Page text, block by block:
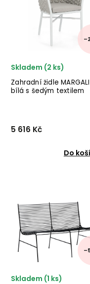
hliníku a polštářku.
Zahradní židle
bílá s šedým textilem
Skladem (2 ks)
5 616 Kč
Do
pevném
hliníkovém
protkanou opěrkou
vyjímatelným
Skladem (1 ks)